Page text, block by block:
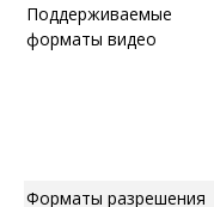
Поддерживаемые
форматы видео
Форматы разрешения